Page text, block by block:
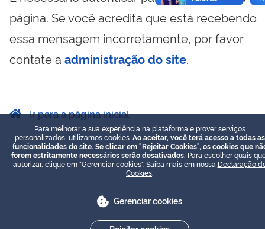
página. Se você acredita que está recebendo
essa mensagem incorretamente, por favor
contate a administração do site.
Ir para a página inicial
Para melhorar a sua experiência na plataforma e prover serviços
personalizados, utilizamos cookies. Ao aceitar, você terá acesso a todas as
funcionalidades do site. Se clicar em "Rejeitar Cookies", os cookies que
forem estritamente necessários serão desativados. Para escolher quais
autorizar, clique em "Gerenciar cookies". Saiba mais em nossa Declaração
Cookies
Gerenciar cookies